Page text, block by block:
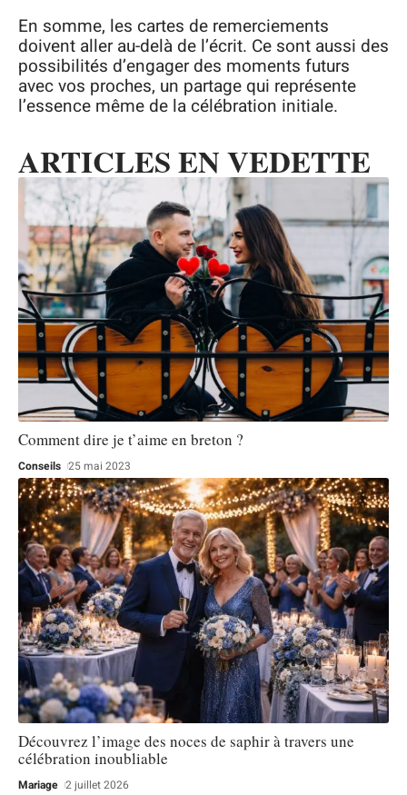
En somme, les cartes de remerciements
doivent aller au-delà de l’écrit. Ce sont aussi des
possibilités d’engager des moments futurs
avec vos proches, un partage qui représente
l’essence même de la célébration initiale.
ARTICLES EN VEDETTE
Comment dire je t’aime en breton ?
Conseils 25 mai 2023
Découvrez l’image des noces de saphir à travers une
célébration inoubliable
Mariage 2 juillet 2026